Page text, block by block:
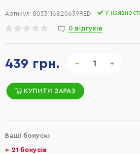
439 грн. − +
КУПИТИ ЗАРАЗ
Артикул: 8033116820639RED У наявності
0 відгуків
Ваші бонуси:
+ 21 бонусів